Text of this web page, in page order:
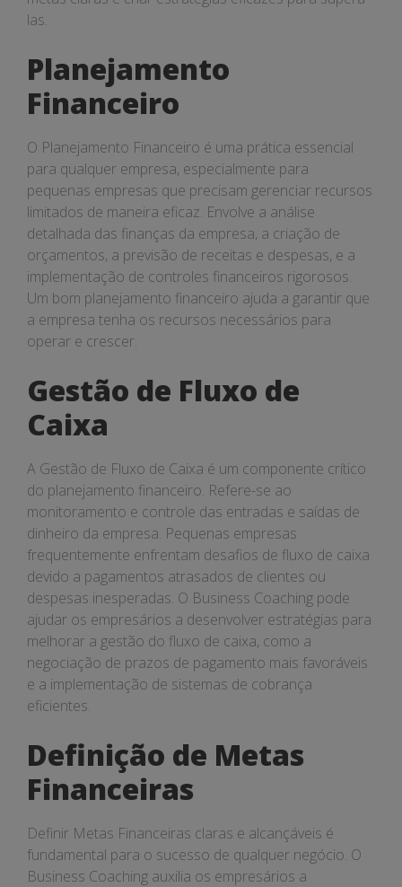
las.
Planejamento
Financeiro
O Planejamento Financeiro é uma prática essencial
para qualquer empresa, especialmente para
pequenas empresas que precisam gerenciar recursos
limitados de maneira eficaz. Envolve a análise
detalhada das finanças da empresa, a criação de
orçamentos, a previsão de receitas e despesas, e a
implementação de controles financeiros rigorosos.
Um bom planejamento financeiro ajuda a garantir que
a empresa tenha os recursos necessários para
operar e crescer.
Gestão de Fluxo de
Caixa
A Gestão de Fluxo de Caixa é um componente crítico
do planejamento financeiro. Refere-se ao
monitoramento e controle das entradas e saídas de
dinheiro da empresa. Pequenas empresas
frequentemente enfrentam desafios de fluxo de caixa
devido a pagamentos atrasados de clientes ou
despesas inesperadas. O Business Coaching pode
ajudar os empresários a desenvolver estratégias para
melhorar a gestão do fluxo de caixa, como a
negociação de prazos de pagamento mais favoráveis
e a implementação de sistemas de cobrança
eficientes.
Definição de Metas
Financeiras
Definir Metas Financeiras claras e alcançáveis é
fundamental para o sucesso de qualquer negócio. O
Business Coaching auxilia os empresários a